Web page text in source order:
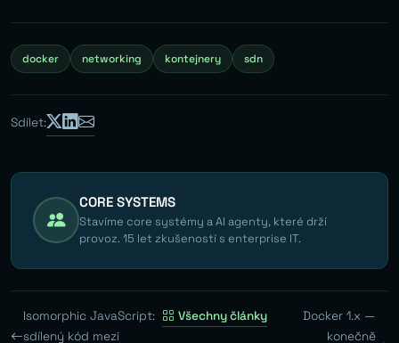
docker networking kontejnery sdn
Sdílet:
CORE SYSTEMS
Stavíme core systémy a AI agenty, které drží
provoz. 15 let zkušeností s enterprise IT.
Isomorphic JavaScript:
sdílený kód mezi
Všechny články
Docker 1.x —
konečně